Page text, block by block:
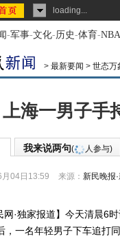
loading...
-军事-文化-历史-体育-NBA
> 最新要闻 > 世态万
上海一男子手
我来说两句( 人参与)
04日13:59 来源： 新民晚报
·独家报道】今天清晨6
，一名年轻男子下车追打